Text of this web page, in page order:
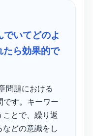
でいてどのよ
ら効果的で
問題における
です。キーワー
とで、繰り返
どの意識をし